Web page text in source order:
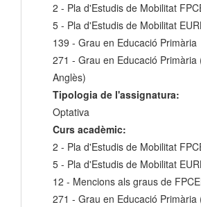
2 - Pla d'Estudis de Mobilitat
5 - Pla d'Estudis de Mobilitat
139 - Grau en Educació Primària
271 - Grau en Educació Primària
Anglès)
Tipologia de l'assignatura:
Optativa
Curs acadèmic:
2 - Pla d'Estudis de Mobilitat
5 - Pla d'Estudis de Mobilitat
12 - Mencions als graus de
271 - Grau en Educació Primària